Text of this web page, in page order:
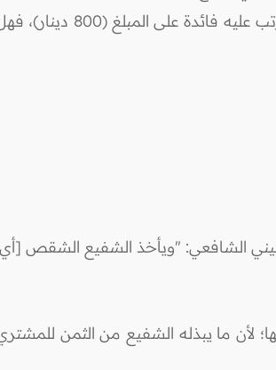
أخذ القطعة عن طريق الشفعة، وتم الاتفاق على شرائها بمبلغ (10000 دينار)، حيث إن المشتري أخذ قرضاً ترتب عليه فائدة على المبلغ
الشافعي: "ويأخذ الشفيع الشقص
لأن ما يبذله الشفيع من الثمن